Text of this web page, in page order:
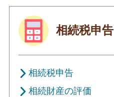
相続税申告
相続税申告
相続財産の評価